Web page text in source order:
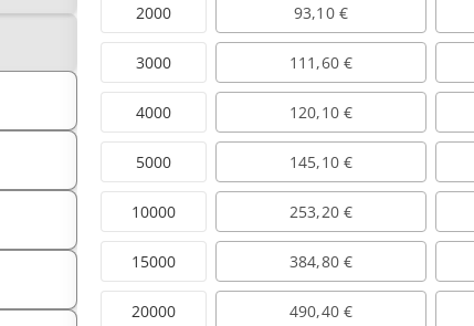
2000
3000
4000
5000
10000
15000
20000
93,10 €
111,60 €
120,10 €
145,10 €
253,20 €
384,80 €
490,40 €